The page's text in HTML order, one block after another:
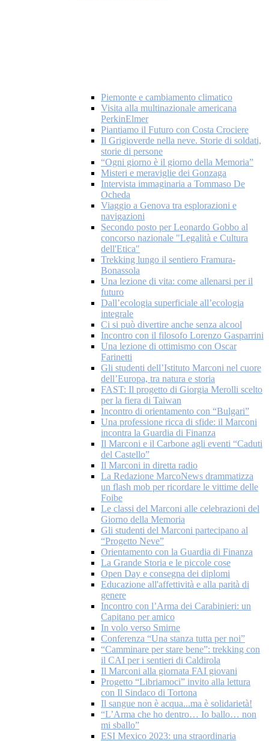
Piemonte e cambiamento climatico
Visita alla multinazionale americana
PerkinElmer
Piantiamo il Futuro con Costa Crociere
Il Grigioverde nella neve. Storie di soldati,
storie di persone
“Ogni giorno è il giorno della Memoria”
Misteri e meraviglie dei Gonzaga
Intervista immaginaria a Tommaso De
Ocheda
Viaggio a Genova tra esplorazioni e
navigazioni
Secondo posto per Leonardo Gobbo al
concorso nazionale "Legalità e Cultura
dell'Etica"
Trekking lungo il sentiero Framura-
Bonassola
Una lezione di vita: come allenarsi per il
futuro
Dall’ecologia superficiale all’ecologia
integrale
Ci si può divertire anche senza alcool
Incontro con il filosofo Lorenzo Gasparrini
Una lezione di ottimismo con Oscar
Farinetti
Gli studenti dell’Istituto Marconi nel cuore
dell’Europa, tra natura e storia
FAST: Il progetto di Giorgia Merolli scelto
per la fiera di Taiwan
Incontro di orientamento con “Bulgari”
Una professione ricca di sfide: il Marconi
incontra la Guardia di Finanza
Il Marconi e il Carbone agli eventi “Caduti
del Castello”
Il Marconi in diretta radio
La Redazione MarcoNews drammatizza
un flash mob per ricordare le vittime delle
Foibe
Le classi del Marconi alle celebrazioni del
Giorno della Memoria
Gli studenti del Marconi partecipano al
“Progetto Neve”
Orientamento con la Guardia di Finanza
La Grande Storia e le piccole cose
Open Day e consegna dei diplomi
Educazione all'affettività e alla parità di
genere
Incontro con l’Arma dei Carabinieri: un
Capitano per amico
In volo verso Smirne
Conferenza “Una stanza tutta per noi”
“Camminare per stare bene”: trekking con
il CAI per i sentieri di Caldirola
Il Marconi alla giornata FAI giovani
Progetto “Libriamoci” invito alla lettura
con Il Sindaco di Tortona
Il sangue non è acqua...ma è solidarietà!
“L’Arma che ho dentro… Io ballo… non
mi sballo”
ESI Mexico 2023: una straordinaria